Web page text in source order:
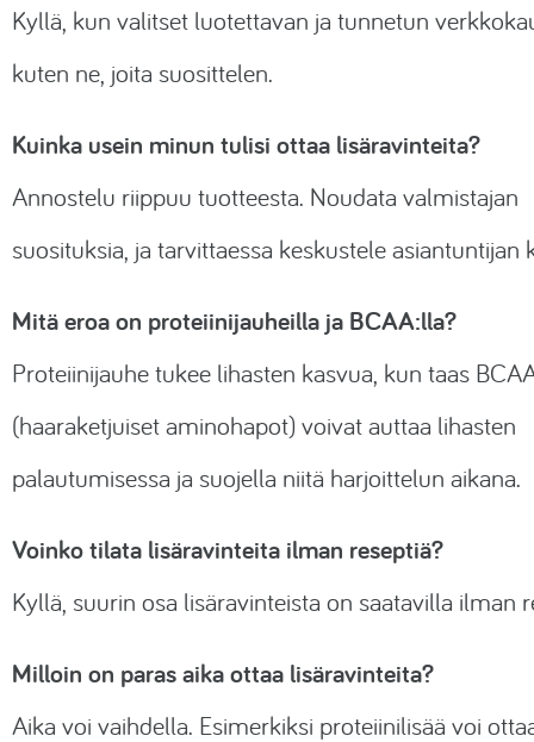
Kyllä, kun valitset luotettavan ja tunnetun
kuten ne, joita suosittelen.
Kuinka usein minun tulisi ottaa lisäravinteita?
Annostelu riippuu tuotteesta. Noudata valmistajan
suosituksia, ja tarvittaessa keskustele asiantuntijan
Mitä eroa on proteiinijauheilla ja BCAA:lla?
Proteiinijauhe tukee lihasten kasvua, kun taas
(haaraketjuiset aminohapot) voivat auttaa lihasten
palautumisessa ja suojella niitä harjoittelun aikana.
Voinko tilata lisäravinteita ilman reseptiä?
Kyllä, suurin osa lisäravinteista on saatavilla ilman
Milloin on paras aika ottaa lisäravinteita?
Aika voi vaihdella. Esimerkiksi proteiinilisää voi